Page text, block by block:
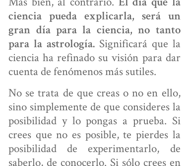
El día que la
ciencia pueda explicarla, será un
gran día para la ciencia, no tanto
para la astrología.Significará que la
ciencia ha refinado su visión para dar
cuenta de fenómenos más sutiles.
No se trata de que creas o no en ello,
sino simplemente de que consideres la
posibilidad y lo pongas a prueba. Si
crees que no es posible, te pierdes la
posibilidad de experimentarlo, de
saberlo, de conocerlo. Si sólo crees en